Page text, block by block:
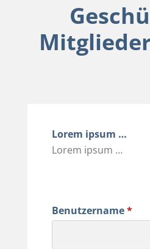
Lorem ipsum …
Lorem ipsum …
Benutzername*